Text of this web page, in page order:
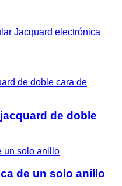
Jacquard electrónica
de doble
de un solo anillo